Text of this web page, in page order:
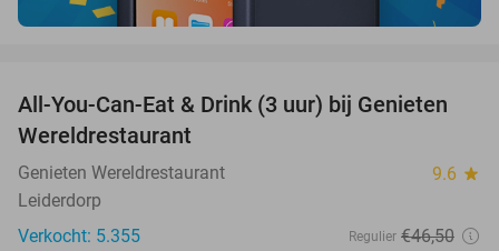
19%
All-You-Can-Eat & Drink (3 uur) bij Genieten
Wereldrestaurant
Genieten Wereldrestaurant 9.6 star
Leiderdorp
Verkocht: 5.355
Regulier €46,50